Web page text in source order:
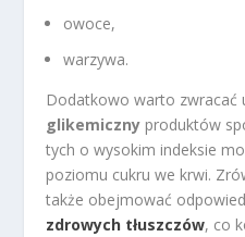
owoce,
warzywa.
Dodatkowo warto zwracać
glikemiczny produktów
tych o wysokim indeksie
poziomu cukru we krwi.
także obejmować
zdrowych tłuszczów, co